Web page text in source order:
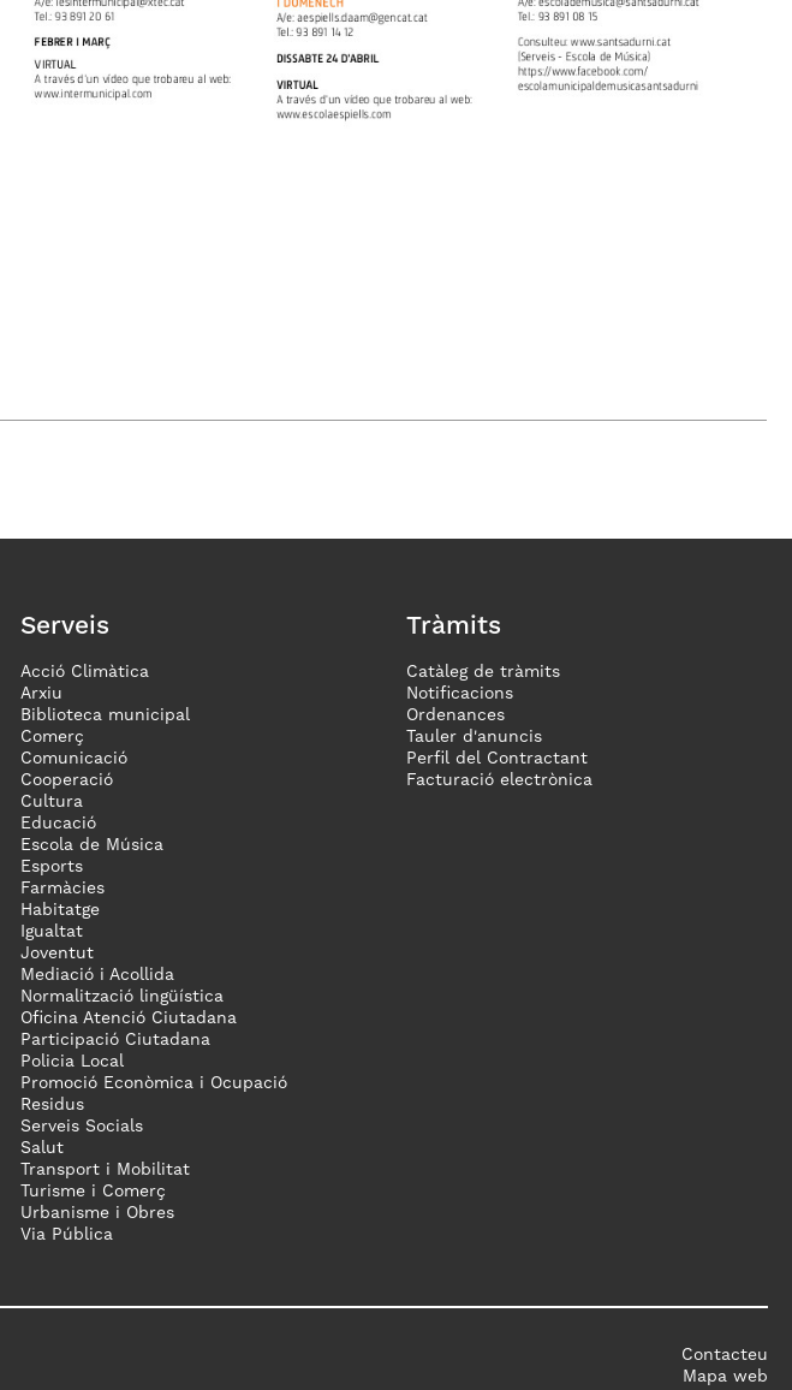
Serveis
Acció Climàtica
Arxiu
Biblioteca municipal
Comerç
Comunicació
Cooperació
Cultura
Educació
Escola de Música
Esports
Farmàcies
Habitatge
Igualtat
Joventut
Mediació i Acollida
Normalització lingüística
Oficina Atenció Ciutadana
Participació Ciutadana
Policia Local
Promoció Econòmica i Ocupació
Residus
Serveis Socials
Salut
Transport i Mobilitat
Turisme i Comerç
Urbanisme i Obres
Via Pública
Tràmits
Catàleg de tràmits
Notificacions
Ordenances
Tauler d'anuncis
Perfil del Contractant
Facturació electrònica
Contacteu
Mapa web